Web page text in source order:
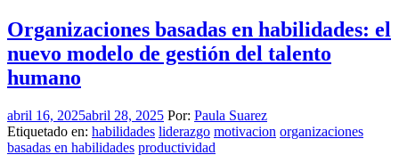
Organizaciones basadas en habilidades: el
nuevo modelo de gestión del talento
humano
abril 16, 2025abril 28, 2025 Por: Paula Suarez
Etiquetado en: habilidades liderazgo motivacion organizaciones
basadas en habilidades productividad